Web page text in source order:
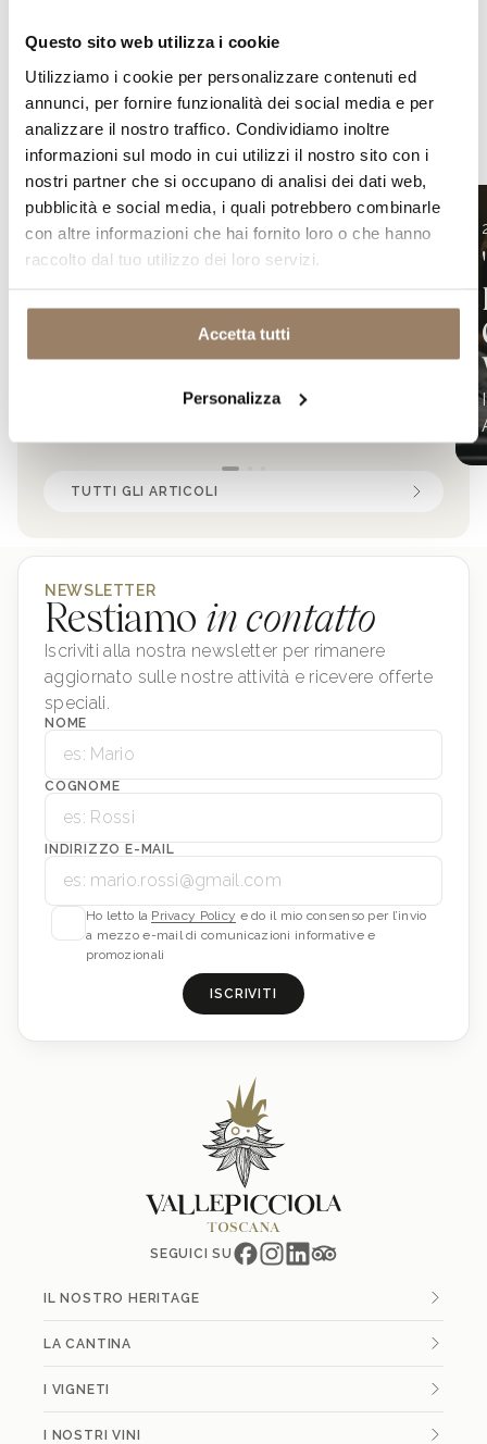
Questo sito web utilizza i cookie
Utilizziamo i cookie per personalizzare contenuti ed
annunci, per fornire funzionalità dei social media e per
analizzare il nostro traffico. Condividiamo inoltre
informazioni sul modo in cui utilizzi il nostro sito con i
nostri partner che si occupano di analisi dei dati web,
pubblicità e social media, i quali potrebbero combinarle
con altre informazioni che hai fornito loro o che hanno
raccolto dal tuo utilizzo dei loro servizi.
Accetta tutti
Personalizza
Altri articoliconsigliati
per te
20 febbraio 2025
Vallepicciola nella Top
100 di Wine Spectator
Il nostro Chianti Classico 2021 conquista
il 37° posto della classifica mondiale.
TUTTI GLI ARTICOLI
NEWSLETTER
Restiamo in contatto
Iscriviti alla nostra newsletter per rimanere
aggiornato sulle nostre attività e ricevere offerte
speciali.
NOME
COGNOME
INDIRIZZO E-MAIL
Ho letto la Privacy Policy e do il mio consenso per l’invio
a mezzo e-mail di comunicazioni informative e
promozionali
ISCRIVITI
SEGUICI SU
IL NOSTRO HERITAGE
LA CANTINA
I VIGNETI
I NOSTRI VINI